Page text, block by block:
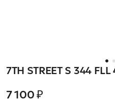
7TH STREET S 344
7 100 ₽